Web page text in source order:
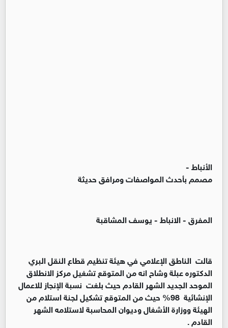
الأنباط -
مصمم بأحدث المواصفات ومرافق حديثة
المفرق - الانباط - يوسف المشاقبة
قالت الناطق الإعلامي في هيئة تنظيم قطاع النقل البري
الدكتوره عبلة وشاح انه من المتوقع تشغيل مركز الانطلاق
الموحد الجديد الشهر القادم حيث بلغت نسبة الإنجاز للاعمال
الإنشائية 98% حيث من المتوقع تشكيل لجنة استلام من
الهيئة ووزارة الأشغال وديوان المحاسبة لاستلامه الشهر
القادم .